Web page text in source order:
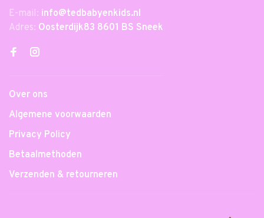
E-mail: info@tedbabyenkids.nl
Adres: Oosterdijk83 8601 BS Sneek
Over ons
Algemene voorwaarden
Privacy Policy
Betaalmethoden
Verzenden & retourneren